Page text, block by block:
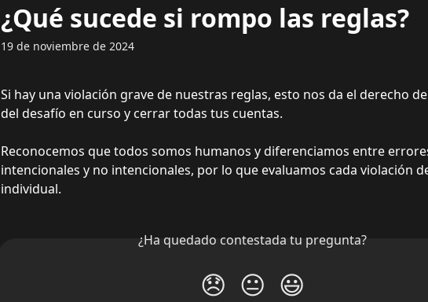
¿Qué sucede si rompo las reglas?
19 de noviembre de 2024
Si hay una violación grave de nuestras reglas, esto nos da el derecho
del desafío en curso y cerrar todas tus cuentas.
Reconocemos que todos somos humanos y diferenciamos entre
intencionales y no intencionales, por lo que evaluamos cada violación
individual.
¿Ha quedado contestada tu pregunta?
😞 😐 😃